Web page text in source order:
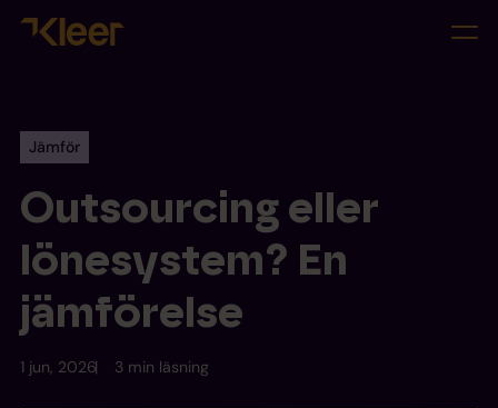
Jämför
Outsourcing eller
lönesystem? En
jämförelse
1 jun, 2026 3 min läsning